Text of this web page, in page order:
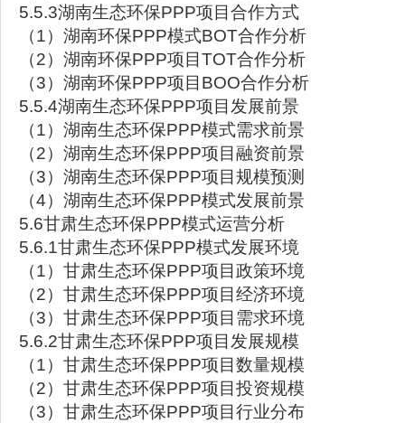
5.5.3湖南生态环保PPP项目合作方式
（1）湖南环保PPP模式BOT合作分析
（2）湖南环保PPP项目TOT合作分析
（3）湖南环保PPP项目BOO合作分析
5.5.4湖南生态环保PPP项目发展前景
（1）湖南生态环保PPP模式需求前景
（2）湖南生态环保PPP项目融资前景
（3）湖南生态环保PPP项目规模预测
（4）湖南生态环保PPP模式发展前景
5.6甘肃生态环保PPP模式运营分析
5.6.1甘肃生态环保PPP模式发展环境
（1）甘肃生态环保PPP项目政策环境
（2）甘肃生态环保PPP项目经济环境
（3）甘肃生态环保PPP项目需求环境
5.6.2甘肃生态环保PPP项目发展规模
（1）甘肃生态环保PPP项目数量规模
（2）甘肃生态环保PPP项目投资规模
（3）甘肃生态环保PPP项目行业分布